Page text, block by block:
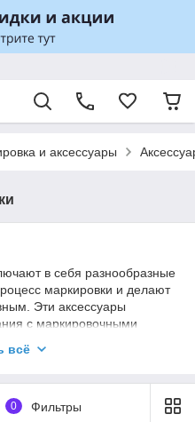
и аксессуары
в себя разнообразные
маркировки и делают
Эти аксессуары
с маркировочными
всё
0 Фильтры